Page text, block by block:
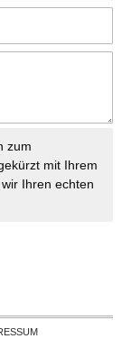
zum
mit Ihrem
Ihren echten